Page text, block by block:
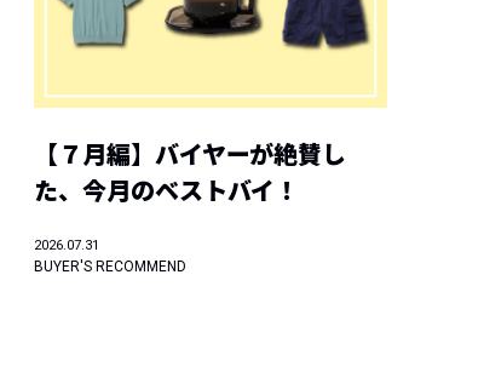
【７月編】バイヤーが絶賛し
た、今月のベストバイ！
2026.07.31
BUYER'S RECOMMEND